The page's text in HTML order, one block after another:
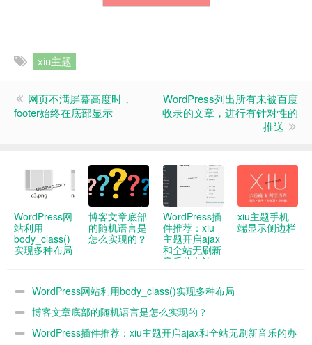
xiu主题
网页不满屏幕高度时，
footer始终在底部显示
WordPress列出所有未被百度
收录的文章，进行有针对性的
推送
WordPress网
站利用
body_class()
实现多种布局
博客文章底部
的随机语言是
怎么实现的？
WordPress插
件推荐：xiu
主题开启ajax
和全站无刷新
音乐的办法
xiu主题手机
端显示侧边栏
WordPress网站利用body_class()实现多种布局
博客文章底部的随机语言是怎么实现的？
WordPress插件推荐：xiu主题开启ajax和全站无刷新音乐的办